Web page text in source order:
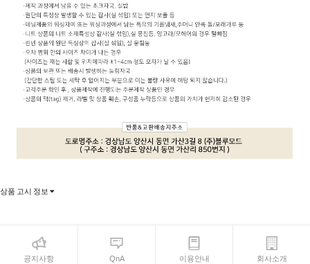
상품 고시 정보
공지사항 QnA 이용안내 회사소개